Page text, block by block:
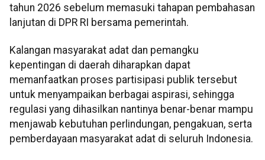
tahun 2026 sebelum memasuki tahapan pembahasan
lanjutan di DPR RI bersama pemerintah.
Kalangan masyarakat adat dan pemangku
kepentingan di daerah diharapkan dapat
memanfaatkan proses partisipasi publik tersebut
untuk menyampaikan berbagai aspirasi, sehingga
regulasi yang dihasilkan nantinya benar-benar mampu
menjawab kebutuhan perlindungan, pengakuan, serta
pemberdayaan masyarakat adat di seluruh Indonesia.